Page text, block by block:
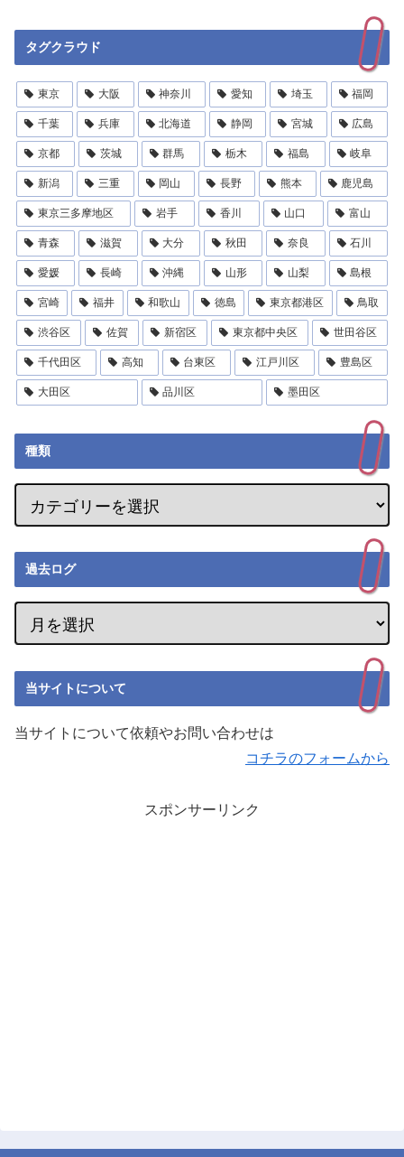
タグクラウド
東京 大阪 神奈川 愛知 埼玉 福岡
千葉 兵庫 北海道 静岡 宮城 広島
京都 茨城 群馬 栃木 福島 岐阜
新潟 三重 岡山 長野 熊本 鹿児島
東京三多摩地区 岩手 香川 山口 富山
青森 滋賀 大分 秋田 奈良 石川
愛媛 長崎 沖縄 山形 山梨 島根
宮崎 福井 和歌山 徳島 東京都港区 鳥取
渋谷区 佐賀 新宿区 東京都中央区 世田谷区
千代田区 高知 台東区 江戸川区 豊島区
大田区 品川区 墨田区
種類
過去ログ
当サイトについて
当サイトについて依頼やお問い合わせは
コチラのフォームから
スポンサーリンク